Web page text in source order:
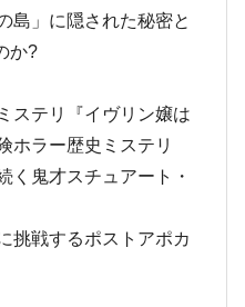
島」に隠された秘密と
か?
ステリ『イヴリン嬢は
ホラー歴史ミステリ
く鬼才スチュアート・
挑戦するポストアポカ